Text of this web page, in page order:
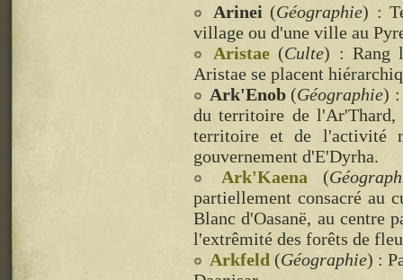
Arinei (Géographie) :
village ou d'une ville au
Aristae (Culte) : Rang
Aristae se placent
Ark'Enob (Géographie) :
du territoire de
territoire et de l'activité
gouvernement d'E'Dyrha.
Ark'Kaena (
partiellement consacré au
Blanc d'Oasanë, au centre
l'extrêmité des forêts de
Arkfeld (Géographie) :